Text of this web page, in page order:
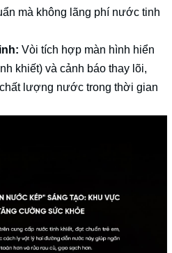
mà không lãng phí nước tinh
Vòi tích hợp màn hình hiển
khiết) và cảnh báo thay lõi,
lượng nước trong thời gian